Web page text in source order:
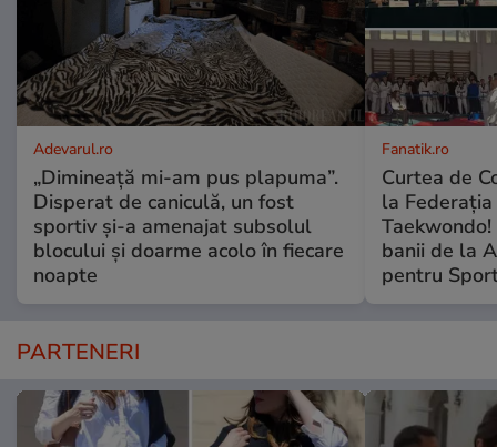
Adevarul.ro
„Dimineață mi-am pus plapuma”.
Disperat de caniculă, un fost
sportiv și-a amenajat subsolul
blocului și doarme acolo în fiecare
noapte
Fanatik.ro
Curtea de
la
banii de la
pentru
PARTENERI